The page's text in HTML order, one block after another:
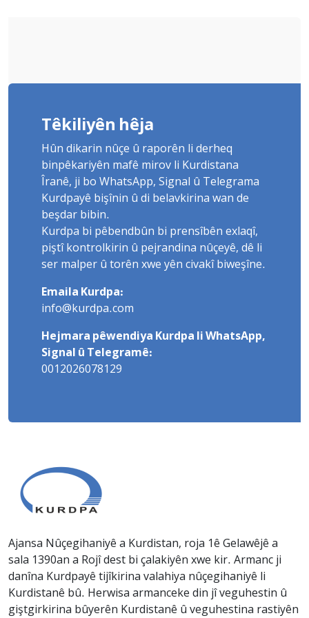
Têkiliyên hêja
Hûn dikarin nûçe û raporên li derheq
binpêkariyên mafê mirov li Kurdistana
Îranê, ji bo WhatsApp, Signal û Telegrama
Kurdpayê bişînin û di belavkirina wan de
beşdar bibin.
Kurdpa bi pêbendbûn bi prensîbên exlaqî,
piştî kontrolkirin û pejrandina nûçeyê, dê li
ser malper û torên xwe yên civakî biweşîne.
Emaila Kurdpa:
info@kurdpa.com
Hejmara pêwendiya Kurdpa li WhatsApp,
Signal û Telegramê:
0012026078129
Ajansa Nûçegihaniyê a Kurdistan, roja 1ê Gelawêjê a
sala 1390an a Rojî dest bi çalakiyên xwe kir. Armanc ji
danîna Kurdpayê tijîkirina valahiya nûçegihaniyê li
Kurdistanê bû. Herwisa armanceke din jî veguhestin û
giştgirkirina bûyerên Kurdistanê û veguhestina rastiyên